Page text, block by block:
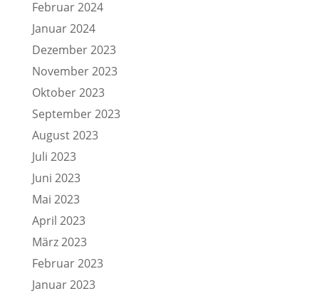
Februar 2024
Januar 2024
Dezember 2023
November 2023
Oktober 2023
September 2023
August 2023
Juli 2023
Juni 2023
Mai 2023
April 2023
März 2023
Februar 2023
Januar 2023